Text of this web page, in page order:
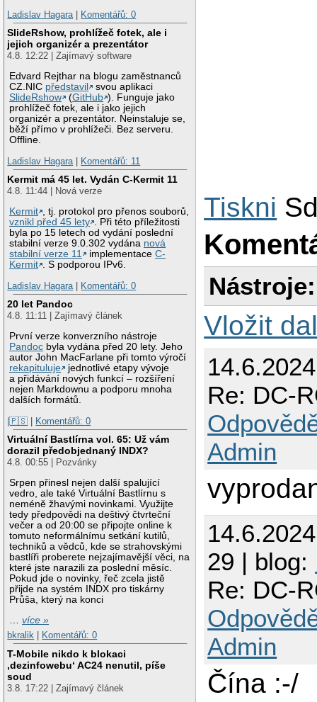
Ladislav Hagara | Komentářů: 0
SlideRshow, prohlížeč fotek, ale i
jejich organizér a prezentátor
4.8. 12:22 | Zajímavý software
Edvard Rejthar na blogu zaměstnanců
CZ.NIC představil
svou aplikaci
SlideRshow
(GitHub ). Funguje jako
prohlížeč fotek, ale i jako jejich
organizér a prezentátor. Neinstaluje se,
běží přímo v prohlížeči. Bez serveru.
Offline.
Ladislav Hagara | Komentářů: 11
Kermit má 45 let. Vydán C-Kermit 11
4.8. 11:44 | Nová verze
Kermit , tj. protokol pro přenos souborů,
vznikl před 45 lety . Při této příležitosti
byla po 15 letech od vydání poslední
stabilní verze 9.0.302 vydána nová
stabilní verze 11
implementaceC-
Kermit . S podporou IPv6.
Ladislav Hagara | Komentářů: 0
20 let Pandoc
4.8. 11:11 | Zajímavý článek
První verze konverzního nástroje
Pandoc byla vydána před 20 lety. Jeho
autor John MacFarlane při tomto výročí
rekapituluje
jednotlivé etapy vývoje
a přidávání nových funkcí – rozšíření
nejen Markdownu a podporu mnoha
dalších formátů.
|🇵🇸 | Komentářů: 0
Virtuální Bastlírna vol. 65: Už vám
dorazil předobjednaný INDX?
4.8. 00:55 | Pozvánky
Srpen přinesl nejen další spalující
vedro, ale také Virtuální Bastlírnu s
neméně žhavými novinkami. Využijte
tedy předpovědi na deštivý čtvrteční
večer a od 20:00 se připojte online k
tomuto neformálnímu setkání kutilů,
techniků a vědců, kde se strahovskými
bastlíři proberete nejzajímavější věci, na
které jste narazili za poslední měsíc.
Pokud jde o novinky, řeč zcela jistě
přijde na systém INDX pro tiskárny
Průša, který na konci
…více »
bkralik
Komentářů: 0
T-Mobile nikdo k blokaci
‚dezinfowebu‘ AC24 nenutil, píše
soud
3.8. 17:22 | Zajímavý článek
Tiskni
Nástroje:
Vložit
Re: DC-
Admin
29 | blog:
Re: DC-
Admin
Čína :-/